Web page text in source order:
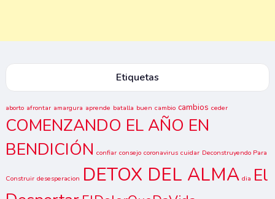
Etiquetas
aborto afrontar amargura aprende batalla buen cambio cambios ceder
COMENZANDO EL AÑO EN
BENDICIÓN confiar consejo coronavirus cuidar Deconstruyendo Para
Construir desesperacion DETOX DEL ALMA dia El